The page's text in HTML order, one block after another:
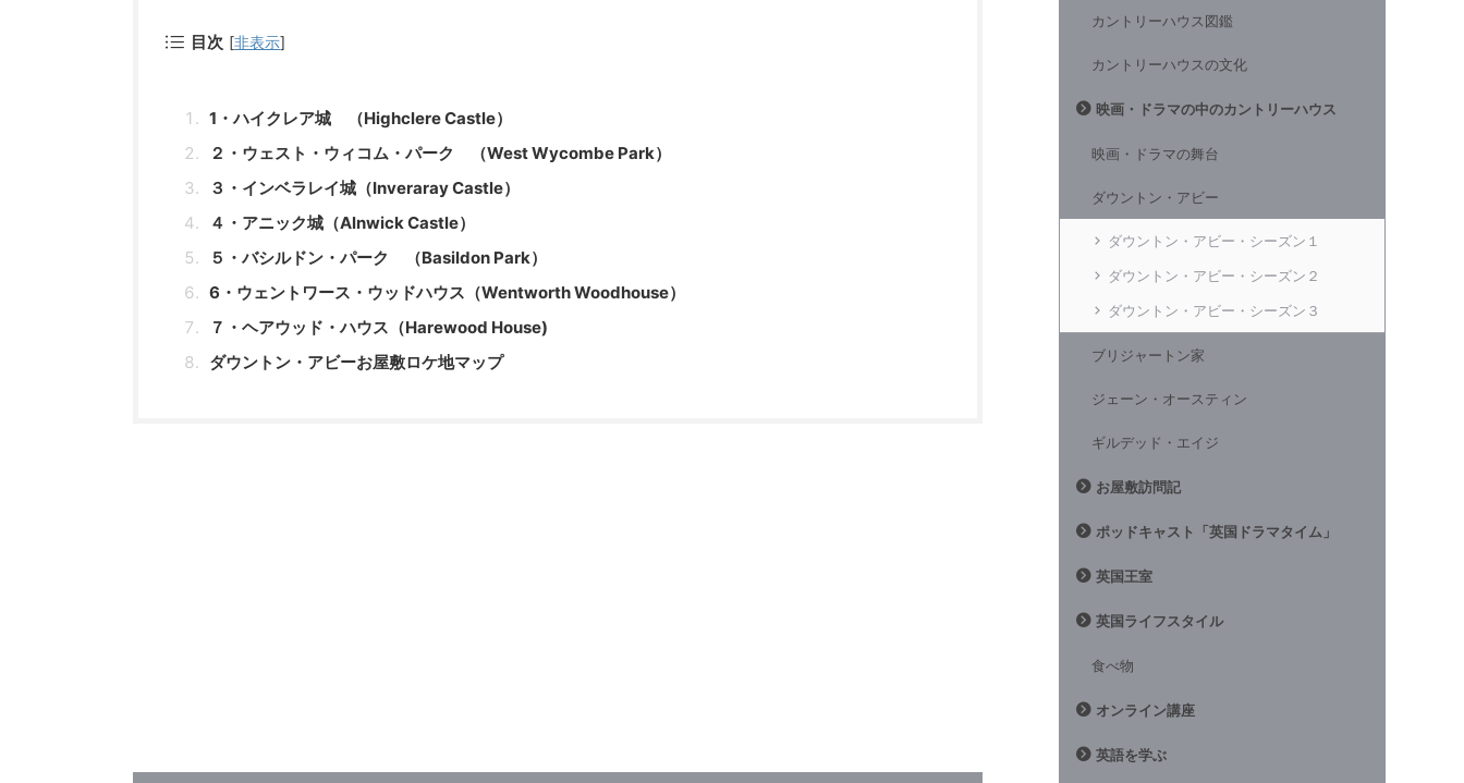
目次 [非表示]
1・ハイクレア城 （Highclere Castle）
２・ウェスト・ウィコム・パーク （West Wycombe Park）
３・インベラレイ城（Inveraray Castle）
４・アニック城（Alnwick Castle）
５・バシルドン・パーク （Basildon Park）
6・ウェントワース・ウッドハウス（Wentworth Woodhouse）
７・ヘアウッド・ハウス（Harewood House)
ダウントン・アビーお屋敷ロケ地マップ
カントリーハウス図鑑
カントリーハウスの文化
映画・ドラマの中のカントリーハウス
映画・ドラマの舞台
ダウントン・アビー
ダウントン・アビー・シーズン１
ダウントン・アビー・シーズン２
ダウントン・アビー・シーズン３
ブリジャートン家
ジェーン・オースティン
ギルデッド・エイジ
お屋敷訪問記
ポッドキャスト「英国ドラマタイム」
英国王室
英国ライフスタイル
食べ物
オンライン講座
英語を学ぶ